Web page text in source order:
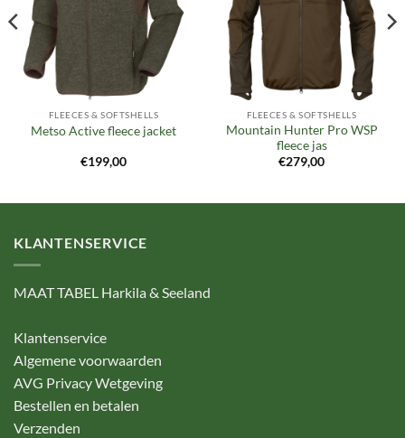
FLEECES & SOFTSHELLS
Metso Active fleece jacket
€199,00
FLEECES & SOFTSHELLS
Mountain Hunter Pro WSP
fleece jas
€279,00
KLANTENSERVICE
MAAT TABEL Harkila & Seeland
Klantenservice
Algemene voorwaarden
AVG Privacy Wetgeving
Bestellen en betalen
Verzenden